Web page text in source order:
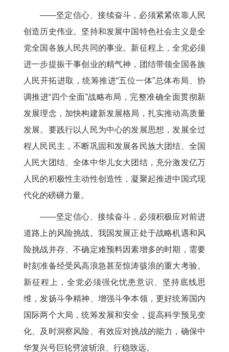
——坚定信心、接续奋斗，必须紧紧依靠人民
创造历史伟业。坚持和发展中国特色社会主义是全
党全国各族人民共同的事业。新征程上，全党必须
进一步提振干事创业的精气神，团结带领全国各族
人民开拓进取，统筹推进“五位一体”总体布局、协
调推进“四个全面”战略布局，完整准确全面贯彻新
发展理念，加快构建新发展格局，扎实推动高质量
发展。要践行以人民为中心的发展思想，发展全过
程人民民主，不断巩固和发展各民族大团结、全国
人民大团结、全体中华儿女大团结，充分激发亿万
人民的积极性主动性创造性，凝聚起推进中国式现
代化的磅礴力量。
——坚定信心、接续奋斗，必须积极应对前进
道路上的风险挑战。我国发展正处于战略机遇和风
险挑战并存、不确定难预料因素增多的时期，需要
时刻准备经受风高浪急甚至惊涛骇浪的重大考验。
新征程上，全党必须强化忧患意识、坚持底线思
维，发扬斗争精神、增强斗争本领，更好统筹国内
国际两个大局，统筹发展和安全，提高科学预见变
化、及时洞察风险、有效应对挑战的能力，确保中
华复兴号巨轮劈波斩浪、行稳致远。